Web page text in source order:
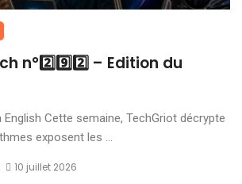
n°2️⃣9️⃣2️⃣ – Edition du
Cette semaine, TechGriot décrypte
exposent les ...
10 juillet 2026